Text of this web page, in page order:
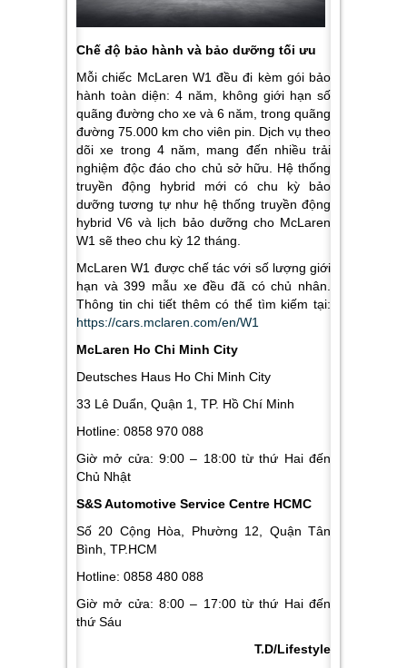
Chế độ bảo hành và bảo dưỡng tối ưu
Mỗi chiếc McLaren W1 đều đi kèm gói bảo
hành toàn diện: 4 năm, không giới hạn số
quãng đường cho xe và 6 năm, trong quãng
đường 75.000 km cho viên pin. Dịch vụ theo
dõi xe trong 4 năm, mang đến nhiều trải
nghiệm độc đáo cho chủ sở hữu. Hệ thống
truyền động hybrid mới có chu kỳ bảo
dưỡng tương tự như hệ thống truyền động
hybrid V6 và lịch bảo dưỡng cho McLaren
W1 sẽ theo chu kỳ 12 tháng.
McLaren W1 được chế tác với số lượng giới
hạn và 399 mẫu xe đều đã có chủ nhân.
Thông tin chi tiết thêm có thể tìm kiếm tại:
https://cars.mclaren.com/en/W1
McLaren Ho Chi Minh City
Deutsches Haus Ho Chi Minh City
33 Lê Duẩn, Quận 1, TP. Hồ Chí Minh
Hotline: 0858 970 088
Giờ mở cửa: 9:00 – 18:00 từ thứ Hai đến
Chủ Nhật
S&S Automotive Service Centre HCMC
Số 20 Cộng Hòa, Phường 12, Quận Tân
Bình, TP.HCM
Hotline: 0858 480 088
Giờ mở cửa: 8:00 – 17:00 từ thứ Hai đến
thứ Sáu
T.D/Lifestyle